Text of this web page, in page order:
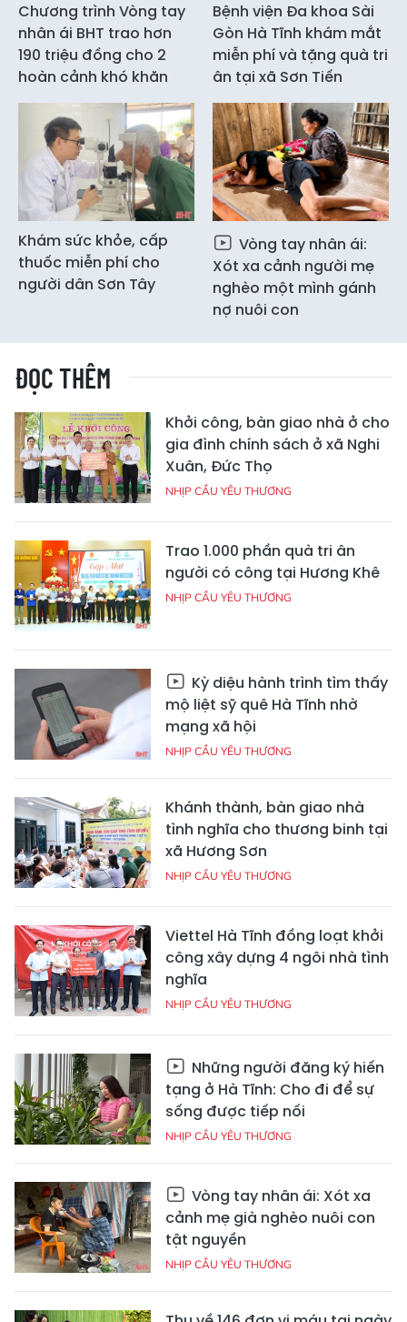
Chương trình Vòng tay
nhân ái BHT trao hơn
190 triệu đồng cho 2
hoàn cảnh khó khăn
Bệnh viện Đa khoa Sài
Gòn Hà Tĩnh khám mắt
miễn phí và tặng quà tri
ân tại xã Sơn Tiến
Khám sức khỏe, cấp
thuốc miễn phí cho
người dân Sơn Tây
Vòng tay nhân ái:
Xót xa cảnh người mẹ
nghèo một mình gánh
nợ nuôi con
ĐỌC THÊM
Khởi công, bàn giao nhà ở cho
gia đình chính sách ở xã Nghi
Xuân, Đức Thọ
NHỊP CẦU YÊU THƯƠNG
Trao 1.000 phần quà tri ân
người có công tại Hương Khê
NHỊP CẦU YÊU THƯƠNG
Kỳ diệu hành trình tìm thấy
mộ liệt sỹ quê Hà Tĩnh nhờ
mạng xã hội
NHỊP CẦU YÊU THƯƠNG
Khánh thành, bàn giao nhà
tình nghĩa cho thương binh tại
xã Hương Sơn
NHỊP CẦU YÊU THƯƠNG
Viettel Hà Tĩnh đồng loạt khởi
công xây dựng 4 ngôi nhà tình
nghĩa
NHỊP CẦU YÊU THƯƠNG
Những người đăng ký hiến
tạng ở Hà Tĩnh: Cho đi để sự
sống được tiếp nối
NHỊP CẦU YÊU THƯƠNG
Vòng tay nhân ái: Xót xa
cảnh mẹ già nghèo nuôi con
tật nguyền
NHỊP CẦU YÊU THƯƠNG